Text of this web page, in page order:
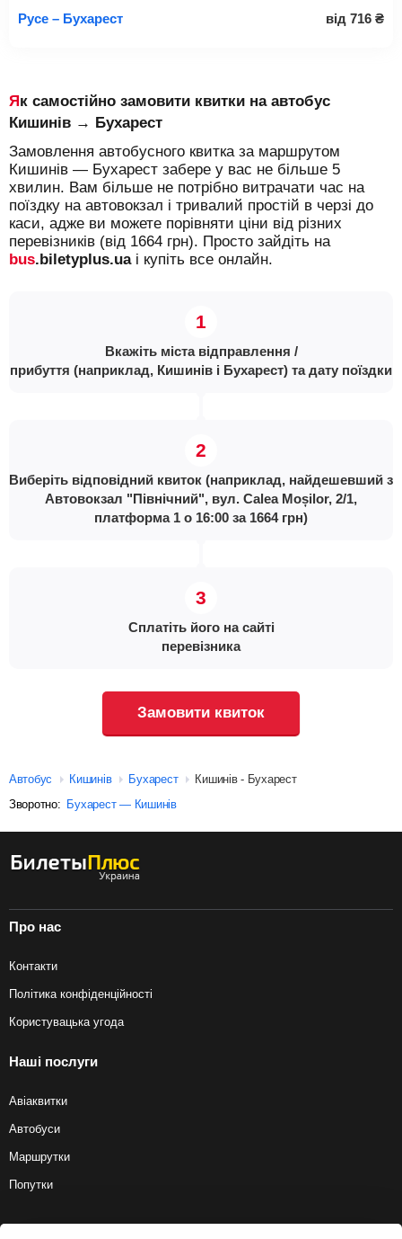
Русе – Бухарест
від 716 ₴
Як самостійно замовити квитки на автобус
Кишинів → Бухарест
Замовлення автобусного квитка за маршрутом
Кишинів — Бухарест забере у вас не більше 5
хвилин. Вам більше не потрібно витрачати час на
поїздку на автовокзал і тривалий простій в черзі до
каси, адже ви можете порівняти ціни від різних
перевізників (від 1664 грн). Просто зайдіть на
bus.biletyplus.uaі купіть все онлайн.
Вкажіть міста відправлення /
прибуття (наприклад, Кишинів і Бухарест) та дату поїздки
Виберіть відповідний квиток (наприклад, найдешевший з
Автовокзал "Північний", вул. Calea Moșilor, 2/1,
платформа 1 о 16:00 за 1664 грн)
Сплатіть його на сайті
перевізника
Замовити квиток
Автобус Кишинів Бухарест
Кишинів - Бухарест
Зворотно: Бухарест — Кишинів
Про нас
Контакти
Політика конфіденційності
Користувацька угода
Наші послуги
Авіаквитки
Автобуси
Маршрутки
Попутки